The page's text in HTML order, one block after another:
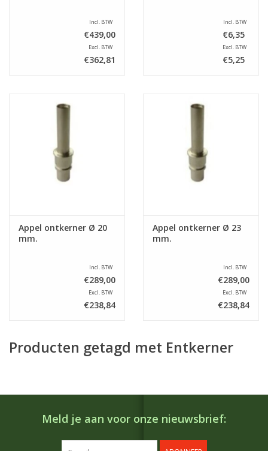
Incl. BTW
€439,00
Excl. BTW
€362,81
Incl. BTW
€6,35
Excl. BTW
€5,25
Appel ontkerner Ø 20
mm.
Incl. BTW
€289,00
Excl. BTW
€238,84
Appel ontkerner Ø 23
mm.
Incl. BTW
€289,00
Excl. BTW
€238,84
Producten getagd met Entkerner
Meld je aan voor onze nieuwsbrief: